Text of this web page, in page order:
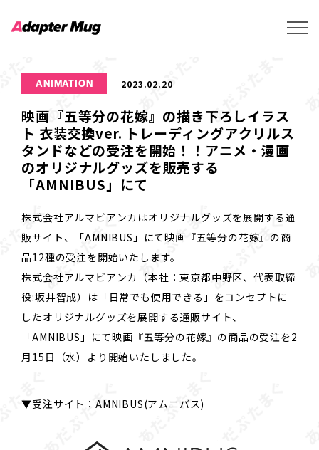
ANIMATION 2023.02.20
映画『五等分の花嫁』の描き下ろしイラス
ト 衣装交換ver. トレーディングアクリルス
タンドなどの受注を開始！！アニメ・漫画
のオリジナルグッズを販売する
「AMNIBUS」にて
株式会社アルマビアンカはオリジナルグッズを展開する通
販サイト、「AMNIBUS」にて映画『五等分の花嫁』の商
品12種の受注を開始いたします。
株式会社アルマビアンカ（本社：東京都中野区、代表取締
役:坂井智成）は「日常でも使用できる」をコンセプトに
したオリジナルグッズを展開する通販サイト、
「AMNIBUS」にて映画『五等分の花嫁』の商品の受注を2
月15日（水）より開始いたしました。
▼受注サイト：AMNIBUS(アムニバス)